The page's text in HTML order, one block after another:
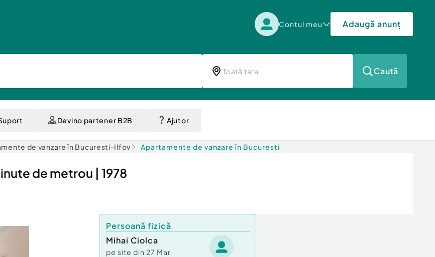
Contul meu Adaugă anunț
Caută
Devino partener B2B Ajutor
de vanzare în Bucuresti-Ilfov Apartamente de vanzare în Bucuresti
de metrou | 1978
Persoană fizică
Mihai Ciolca
pe site din 27 Mar